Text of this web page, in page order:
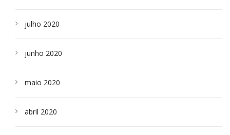
julho 2020
junho 2020
maio 2020
abril 2020